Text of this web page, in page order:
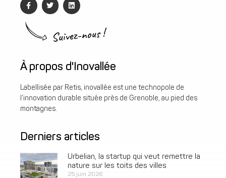
Suivez-nous !
À propos d'Inovallée
Labellisée par Retis, inovallée est une technopole de
l’innovation durable située près de Grenoble, au pied des
montagnes.
Derniers articles
Urbelian, la startup qui veut remettre la
nature sur les toits des villes
25 juin 2026